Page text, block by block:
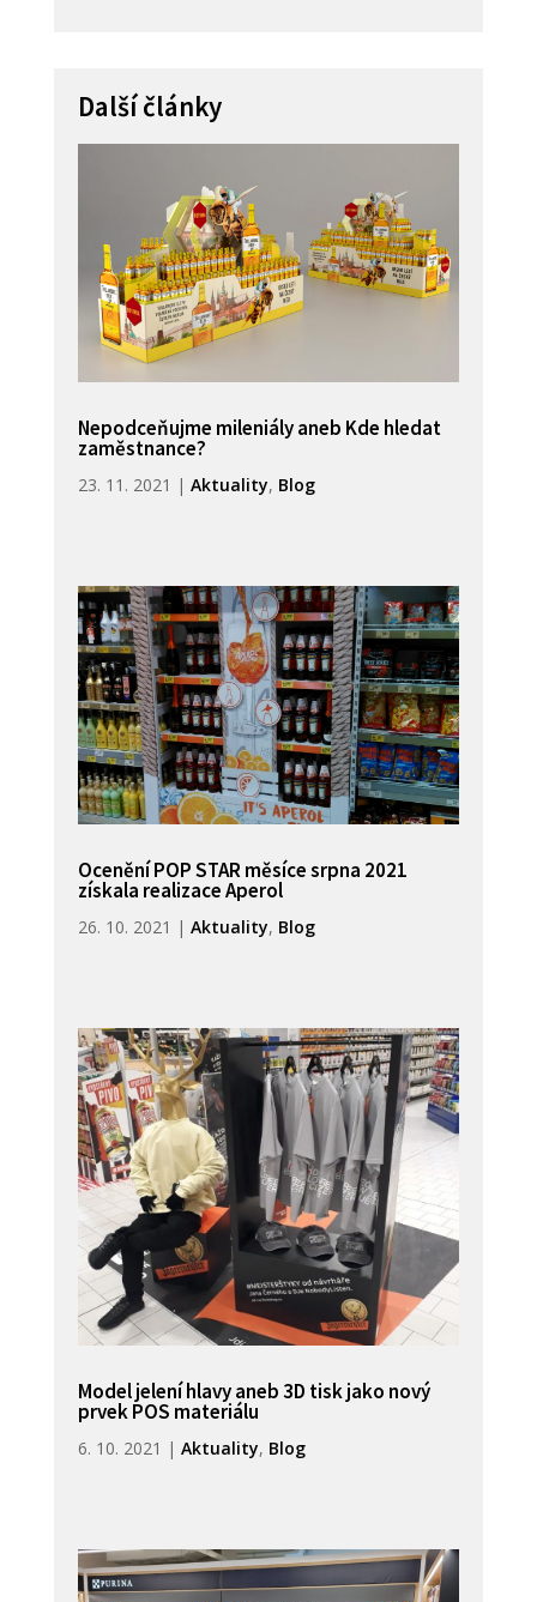
Další články
Nepodceňujme mileniály aneb Kde hledat
zaměstnance?
23. 11. 2021 | Aktuality, Blog
Ocenění POP STAR měsíce srpna 2021
získala realizace Aperol
26. 10. 2021 | Aktuality, Blog
Model jelení hlavy aneb 3D tisk jako nový
prvek POS materiálu
6. 10. 2021 | Aktuality, Blog